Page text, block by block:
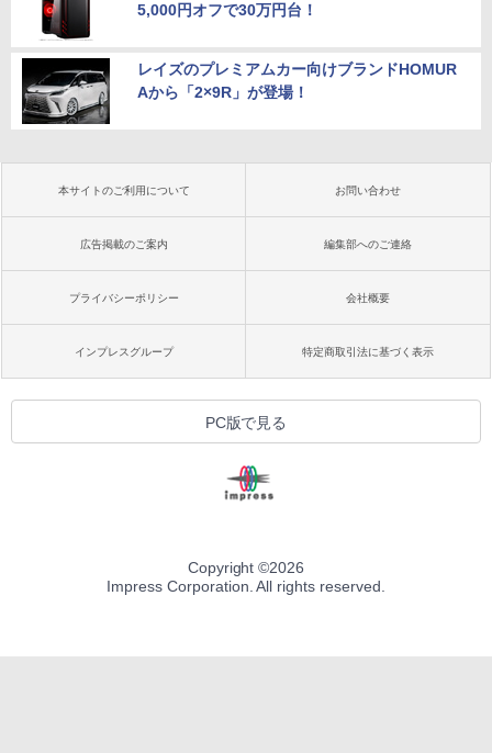
5,000円オフで30万円台！
レイズのプレミアムカー向けブランドHOMUR
Aから「2×9R」が登場！
本サイトのご利用について お問い合わせ
広告掲載のご案内 編集部へのご連絡
プライバシーポリシー 会社概要
インプレスグループ 特定商取引法に基づく表示
PC版で見る
Copyright ©2026
Impress Corporation. All rights reserved.